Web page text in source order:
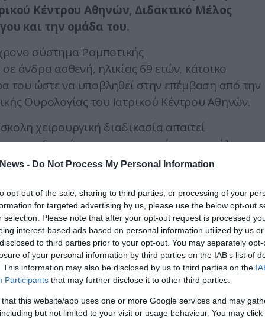
- Do Not Process My Personal Information
opt-out of the sale, sharing to third parties, or processing of your
for targeted advertising by us, please use the below opt-out
selection. Please note that after your opt-out request is processed
interest-based ads based on personal information utilized by us
to third parties prior to your opt-out. You may separately
of your personal information by third parties on the IAB’s list of
This information may also be disclosed by us to third parties on the
Participants that may further disclose it to other third parties.
that this website/app uses one or more Google services and may
but not limited to your visit or usage behaviour. You may
Κέντρου Αθηνών, Διδακτικό Μέλος
και την ομάδα του.
σύστημα Ρομποτικής
άνδρα ασθενή, ηλικίας 69 ετών, κάτοικο
του ώστε να υποβληθεί στην επέμβαση από την
Ουρολογίας του Ιατρικού Κέντρου Αθηνών.
χειρουργική διαδικασία απαιτεί
και εξοικείωση στην ανατομία των μεγάλων
ομάδας του Κέντρου Ελάχιστα
συνδυασμό με την τρισδιάστατη και
και μεγέθυνση των ρομποτικών εργαλείων
επέμβαση αυτή αναίμακτη και ταχείας
επέμβασης δεν απαιτήθηκε μετάγγιση αίματος,
ημέρα, κινητοποιήθηκε την επόμενη και έλαβε
ημέρα, χωρίς πλέον αναλγητική αγωγή. Η
τον ασθενή ελεύθερο νόσου.